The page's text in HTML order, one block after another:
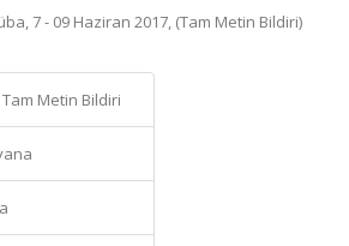
7 - 09 Haziran 2017, (Tam Metin Bildiri)
Metin Bildiri